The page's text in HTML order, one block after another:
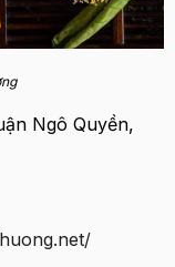
Ngô Quyền,